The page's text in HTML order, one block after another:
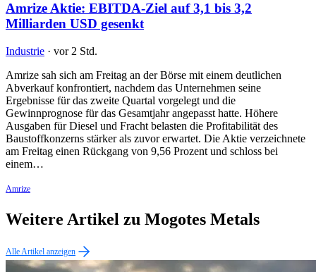
Amrize Aktie: EBITDA-Ziel auf 3,1 bis 3,2
Milliarden USD gesenkt
Industrie · vor 2 Std.
Amrize sah sich am Freitag an der Börse mit einem deutlichen
Abverkauf konfrontiert, nachdem das Unternehmen seine
Ergebnisse für das zweite Quartal vorgelegt und die
Gewinnprognose für das Gesamtjahr angepasst hatte. Höhere
Ausgaben für Diesel und Fracht belasten die Profitabilität des
Baustoffkonzerns stärker als zuvor erwartet. Die Aktie verzeichnete
am Freitag einen Rückgang von 9,56 Prozent und schloss bei
einem…
Amrize
Weitere Artikel zu Mogotes Metals
Alle Artikel anzeigen